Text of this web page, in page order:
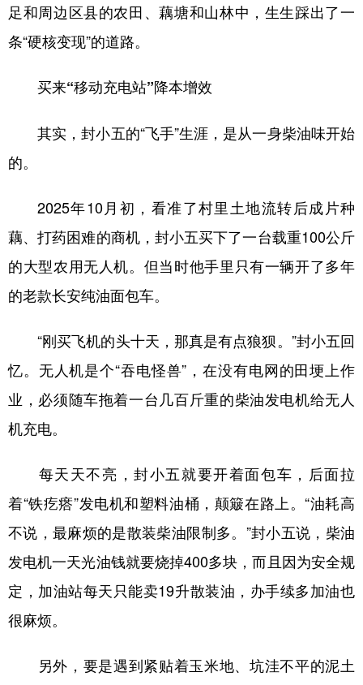
足和周边区县的农田、藕塘和山林中，生生踩出了一
条“硬核变现”的道路。
买来“移动充电站”降本增效
其实，封小五的“飞手”生涯，是从一身柴油味开始
的。
2025年10月初，看准了村里土地流转后成片种
藕、打药困难的商机，封小五买下了一台载重100公斤
的大型农用无人机。但当时他手里只有一辆开了多年
的老款长安纯油面包车。
“刚买飞机的头十天，那真是有点狼狈。”封小五回
忆。无人机是个“吞电怪兽”，在没有电网的田埂上作
业，必须随车拖着一台几百斤重的柴油发电机给无人
机充电。
每天天不亮，封小五就要开着面包车，后面拉
着“铁疙瘩”发电机和塑料油桶，颠簸在路上。“油耗高
不说，最麻烦的是散装柴油限制多。”封小五说，柴油
发电机一天光油钱就要烧掉400多块，而且因为安全规
定，加油站每天只能卖19升散装油，办手续多加油也
很麻烦。
另外，要是遇到紧贴着玉米地、坑洼不平的泥土